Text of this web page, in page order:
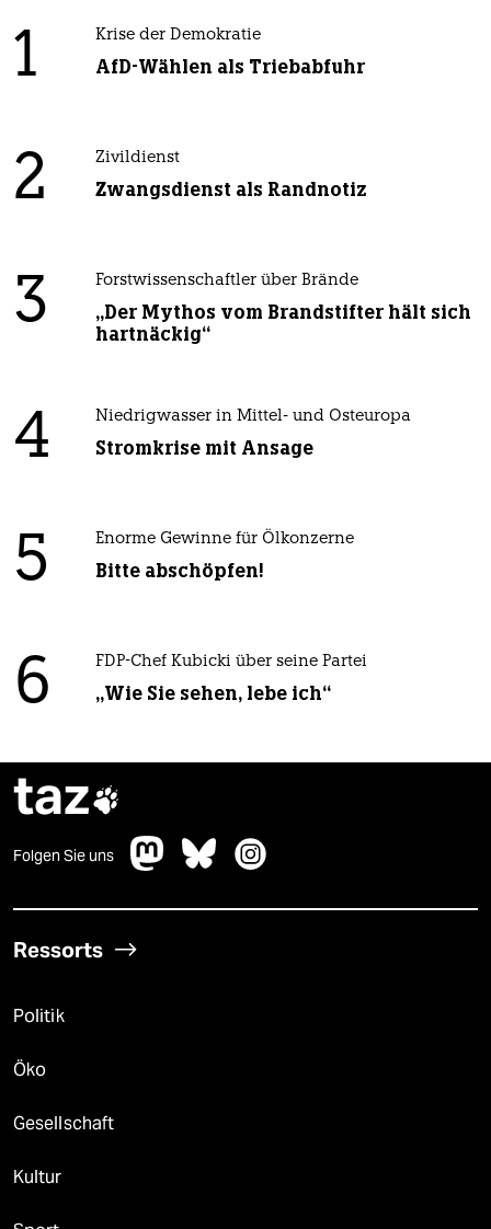
1 Krise der Demokratie
AfD-Wählen als Triebabfuhr
2 Zivildienst
Zwangsdienst als Randnotiz
3 Forstwissenschaftler über Brände
„Der Mythos vom Brandstifter hält sich
hartnäckig“
4 Niedrigwasser in Mittel- und Osteuropa
Stromkrise mit Ansage
5 Enorme Gewinne für Ölkonzerne
Bitte abschöpfen!
6 FDP-Chef Kubicki über seine Partei
„Wie Sie sehen, lebe ich“
taz
Folgen Sie uns
Ressorts
Politik
Öko
Gesellschaft
Kultur